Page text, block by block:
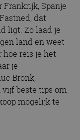
Spanje
dat
ligt. Zo laad je
land en weet
hoe reis je het
je
Bronk,
vijf beste tips om
mogelijk te